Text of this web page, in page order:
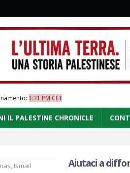
1:31 PM CET
IL PALESTINE CHRONICLE
Ismail
Aiutaci a